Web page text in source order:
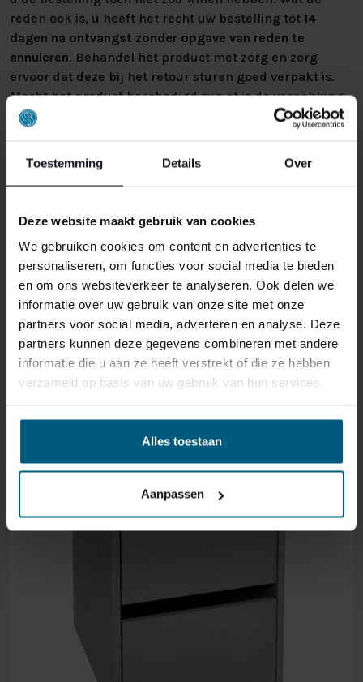
Toestemming Details Over
Deze website maakt gebruik van cookies
We gebruiken cookies om content en advertenties te
personaliseren, om functies voor social media te bieden
en om ons websiteverkeer te analyseren. Ook delen we
informatie over uw gebruik van onze site met onze
partners voor social media, adverteren en analyse. Deze
partners kunnen deze gegevens combineren met andere
informatie die u aan ze heeft verstrekt of die ze hebben
verzameld op basis van uw gebruik van hun services.
Alles toestaan
Aanpassen
reden ook is, u heeft het recht uw bestelling tot 14
dagen na ontvangst zonder opgave van reden te
annuleren. Behandel het product met zorg en zorg
ervoor dat deze bij het retour sturen goed verpakt is.
Mocht het product beschadigd zijn of is de verpakking
meer beschadigd dan nodig, dan kunnen we deze
doorberekenen.
GERELATEERDE PRODUCTEN